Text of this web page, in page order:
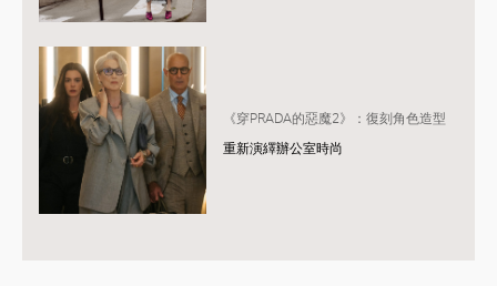
《穿PRADA的惡魔2》：復刻角色造型
重新演繹辦公室時尚